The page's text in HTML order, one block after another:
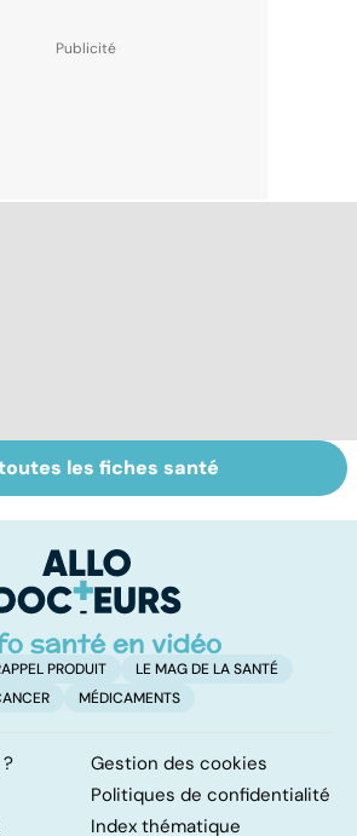
Inflammation des
amygdales : que
d'angine ?
les fiches santé
PRODUIT
LE MAG DE LA SANTÉ
MÉDICAMENTS
Gestion des cookies
Politiques de confidentialité
Index thématique